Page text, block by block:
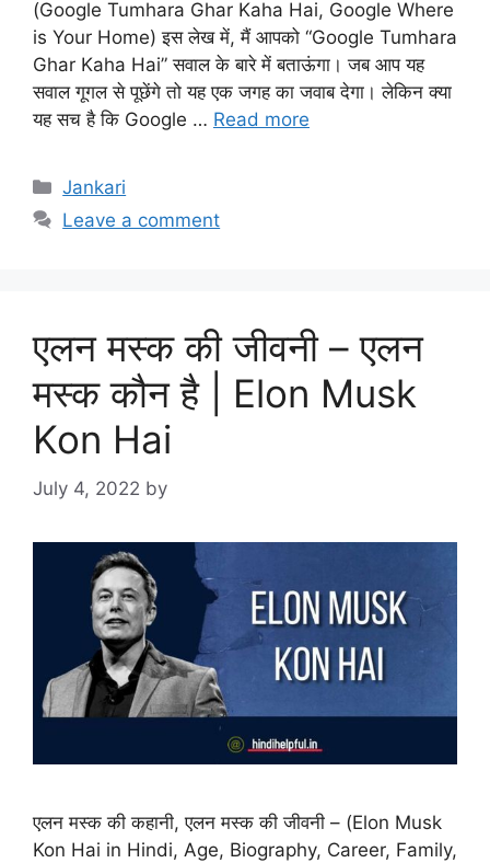
(Google Tumhara Ghar Kaha Hai, Google Where
is Your Home) इस लेख में, मैं आपको “Google Tumhara
Ghar Kaha Hai” सवाल के बारे में बताऊंगा। जब आप यह
सवाल गूगल से पूछेंगे तो यह एक जगह का जवाब देगा। लेकिन क्या
यह सच है कि Google … Read more
Categories
Jankari
Leave a comment
एलन मस्क की जीवनी – एलन
मस्क कौन है | Elon Musk
Kon Hai
July 4, 2022 by
एलन मस्क की कहानी, एलन मस्क की जीवनी – (Elon Musk
Kon Hai in Hindi, Age, Biography, Career, Family,